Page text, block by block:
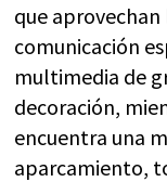
que
comunicación
multimedia de
decoración,
encuentra una
aparcamiento,